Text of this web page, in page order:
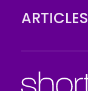
ARTICLES